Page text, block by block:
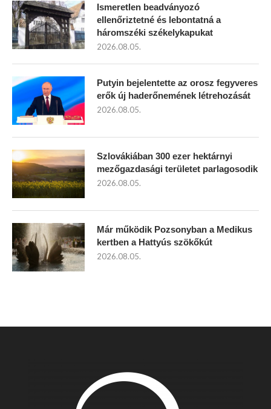
Ismeretlen beadványozó
ellenőriztetné és lebontatná a
háromszéki székelykapukat
2026.08.05.
Putyin bejelentette az orosz fegyveres
erők új haderőnemének létrehozását
2026.08.05.
Szlovákiában 300 ezer hektárnyi
mezőgazdasági területet parlagosodik
2026.08.05.
Már működik Pozsonyban a Medikus
kertben a Hattyús szökőkút
2026.08.05.